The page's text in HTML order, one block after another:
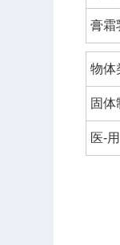
膏霜
物体
固体
医-